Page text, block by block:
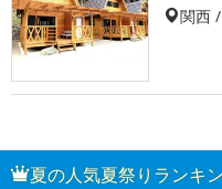
関西
夏の人気夏祭りランキ